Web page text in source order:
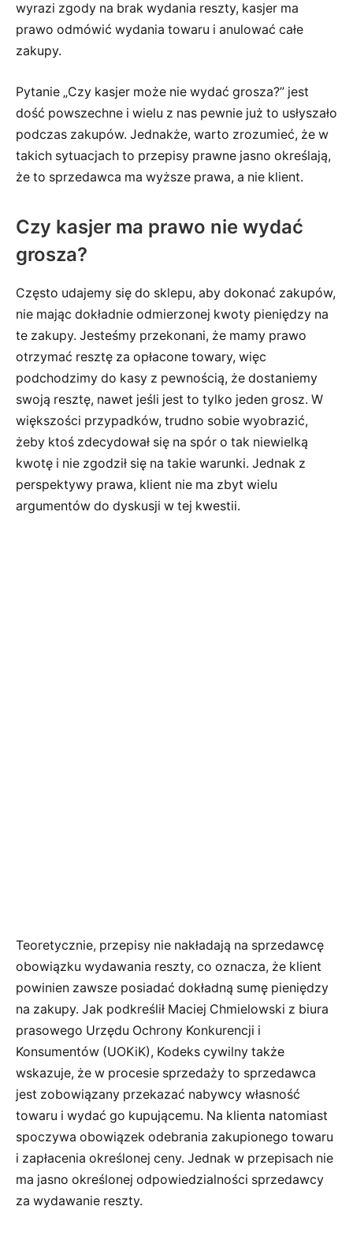
wyrazi zgody na brak wydania reszty, kasjer ma
prawo odmówić wydania towaru i anulować całe
zakupy.
Pytanie „Czy kasjer może nie wydać grosza?” jest
dość powszechne i wielu z nas pewnie już to usłyszało
podczas zakupów. Jednakże, warto zrozumieć, że w
takich sytuacjach to przepisy prawne jasno określają,
że to sprzedawca ma wyższe prawa, a nie klient.
Czy kasjer ma prawo nie wydać
grosza?
Często udajemy się do sklepu, aby dokonać zakupów,
nie mając dokładnie odmierzonej kwoty pieniędzy na
te zakupy. Jesteśmy przekonani, że mamy prawo
otrzymać resztę za opłacone towary, więc
podchodzimy do kasy z pewnością, że dostaniemy
swoją resztę, nawet jeśli jest to tylko jeden grosz. W
większości przypadków, trudno sobie wyobrazić,
żeby ktoś zdecydował się na spór o tak niewielką
kwotę i nie zgodził się na takie warunki. Jednak z
perspektywy prawa, klient nie ma zbyt wielu
argumentów do dyskusji w tej kwestii.
Teoretycznie, przepisy nie nakładają na sprzedawcę
obowiązku wydawania reszty, co oznacza, że klient
powinien zawsze posiadać dokładną sumę pieniędzy
na zakupy. Jak podkreślił Maciej Chmielowski z biura
prasowego Urzędu Ochrony Konkurencji i
Konsumentów (UOKiK), Kodeks cywilny także
wskazuje, że w procesie sprzedaży to sprzedawca
jest zobowiązany przekazać nabywcy własność
towaru i wydać go kupującemu. Na klienta natomiast
spoczywa obowiązek odebrania zakupionego towaru
i zapłacenia określonej ceny. Jednak w przepisach nie
ma jasno określonej odpowiedzialności sprzedawcy
za wydawanie reszty.